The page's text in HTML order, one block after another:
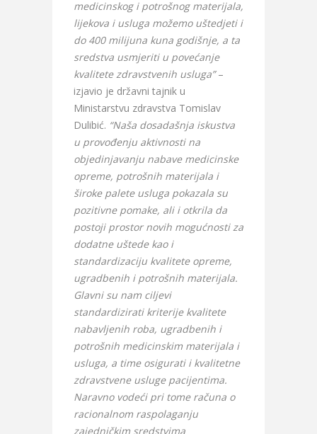
medicinskog i potrošnog materijala,
lijekova i usluga možemo uštedjeti i
do 400 milijuna kuna godišnje, a ta
sredstva usmjeriti u povećanje
kvalitete zdravstvenih usluga”–
izjavio je državni tajnik u
Ministarstvu zdravstva Tomislav
Dulibić. “Naša dosadašnja iskustva
u provođenju aktivnosti na
objedinjavanju nabave medicinske
opreme, potrošnih materijala i
široke palete usluga pokazala su
pozitivne pomake, ali i otkrila da
postoji prostor novih mogućnosti za
dodatne uštede kao i
standardizaciju kvalitete opreme,
ugradbenih i potrošnih materijala.
Glavni su nam ciljevi
standardizirati kriterije kvalitete
nabavljenih roba, ugradbenih i
potrošnih medicinskim materijala i
usluga, a time osigurati i kvalitetne
zdravstvene usluge pacijentima.
Naravno vodeći pri tome računa o
racionalnom raspolaganju
zajedničkim sredstvima